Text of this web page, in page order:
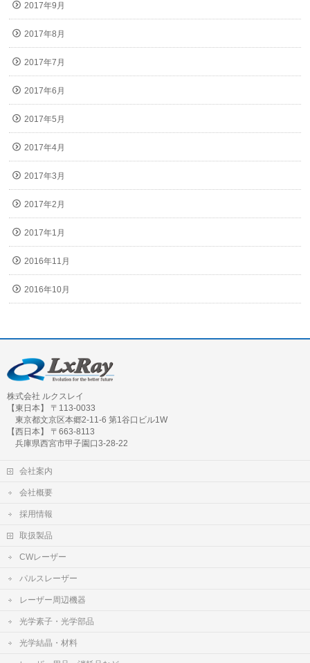
2017年9月
2017年8月
2017年7月
2017年6月
2017年5月
2017年4月
2017年3月
2017年2月
2017年1月
2016年11月
2016年10月
株式会社 ルクスレイ
【東日本】 〒113-0033
東京都文京区本郷2-11-6 第1谷口ビル1W
【西日本】 〒663-8113
兵庫県西宮市甲子園口3-28-22
会社案内
会社概要
採用情報
取扱製品
CWレーザー
パルスレーザー
レーザー周辺機器
光学素子・光学部品
光学結晶・材料